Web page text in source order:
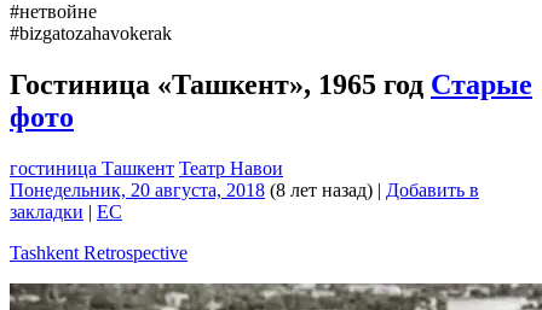
#нетвойне
#bizgatozahavokerak
Гостиница «Ташкент», 1965 год Старые
фото
гостиница Ташкент Театр Навои
Понедельник, 20 августа, 2018 (8 лет назад) | Добавить в
закладки | EC
Tashkent Retrospective